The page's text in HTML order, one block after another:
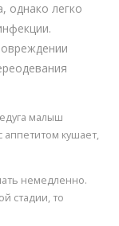
однако легко
малыш
аппетитом кушает,
немедленно.
стадии, то